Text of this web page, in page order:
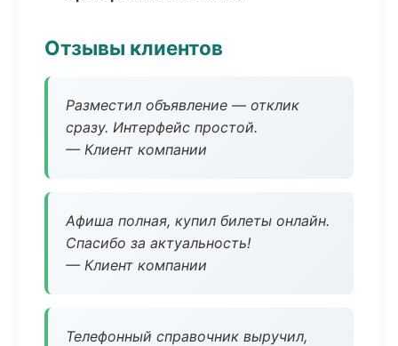
Отзывы клиентов
Разместил объявление — отклик
сразу. Интерфейс простой.
— Клиент компании
Афиша полная, купил билеты онлайн.
Спасибо за актуальность!
— Клиент компании
Телефонный справочник выручил,